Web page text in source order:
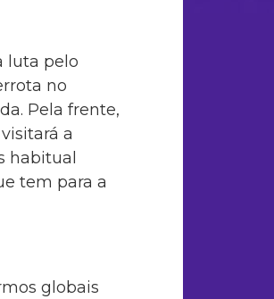
luta pelo
no
Pela frente,
a
habitual
tem para a
globais